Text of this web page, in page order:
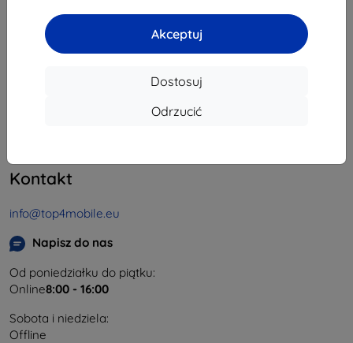
Akceptuj
Dostosuj
Odrzucić
Shield-Sk s.r.o.
Kontakt
info@top4mobile.eu
Napisz do nas
Od poniedziałku do piątku:
Online8:00 - 16:00
Sobota i niedziela:
Offline